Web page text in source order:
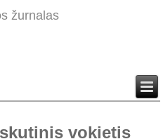
žurnalas
vokietis